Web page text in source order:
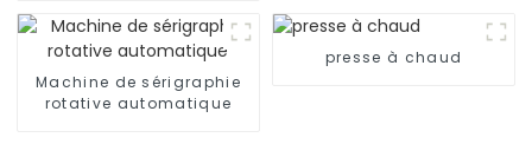
Machine de sérigraphie
rotative automatique
presse à chaud